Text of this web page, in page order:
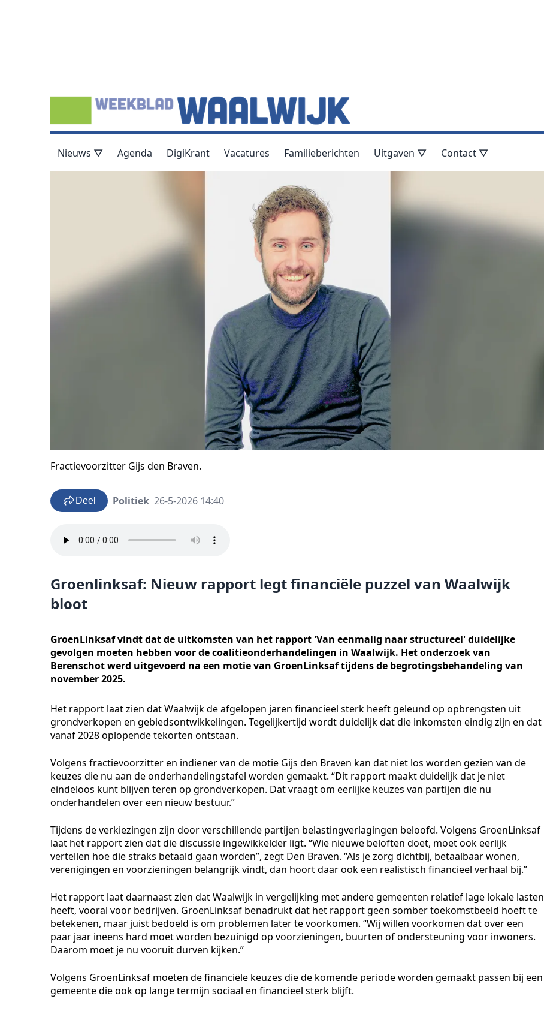
Nieuws ▽ Agenda DigiKrant Vacatures Familieberichten Uitgaven ▽ Contact ▽
Fractievoorzitter Gijs den Braven.
Deel Politiek 26-5-2026 14:40
Groenlinksaf: Nieuw rapport legt financiële puzzel van Waalwijk
bloot
GroenLinksaf vindt dat de uitkomsten van het rapport 'Van eenmalig naar structureel' duidelijke
gevolgen moeten hebben voor de coalitieonderhandelingen in Waalwijk. Het onderzoek van
Berenschot werd uitgevoerd na een motie van GroenLinksaf tijdens de begrotingsbehandeling van
november 2025.
Het rapport laat zien dat Waalwijk de afgelopen jaren financieel sterk heeft geleund op opbrengsten uit
grondverkopen en gebiedsontwikkelingen. Tegelijkertijd wordt duidelijk dat die inkomsten eindig zijn en dat
vanaf 2028 oplopende tekorten ontstaan.
Volgens fractievoorzitter en indiener van de motie Gijs den Braven kan dat niet los worden gezien van de
keuzes die nu aan de onderhandelingstafel worden gemaakt. “Dit rapport maakt duidelijk dat je niet
eindeloos kunt blijven teren op grondverkopen. Dat vraagt om eerlijke keuzes van partijen die nu
onderhandelen over een nieuw bestuur.”
Tijdens de verkiezingen zijn door verschillende partijen belastingverlagingen beloofd. Volgens GroenLinksaf
laat het rapport zien dat die discussie ingewikkelder ligt. “Wie nieuwe beloften doet, moet ook eerlijk
vertellen hoe die straks betaald gaan worden”, zegt Den Braven. “Als je zorg dichtbij, betaalbaar wonen,
verenigingen en voorzieningen belangrijk vindt, dan hoort daar ook een realistisch financieel verhaal bij.”
Het rapport laat daarnaast zien dat Waalwijk in vergelijking met andere gemeenten relatief lage lokale lasten
heeft, vooral voor bedrijven. GroenLinksaf benadrukt dat het rapport geen somber toekomstbeeld hoeft te
betekenen, maar juist bedoeld is om problemen later te voorkomen. “Wij willen voorkomen dat over een
paar jaar ineens hard moet worden bezuinigd op voorzieningen, buurten of ondersteuning voor inwoners.
Daarom moet je nu vooruit durven kijken.”
Volgens GroenLinksaf moeten de financiële keuzes die de komende periode worden gemaakt passen bij een
gemeente die ook op lange termijn sociaal en financieel sterk blijft.